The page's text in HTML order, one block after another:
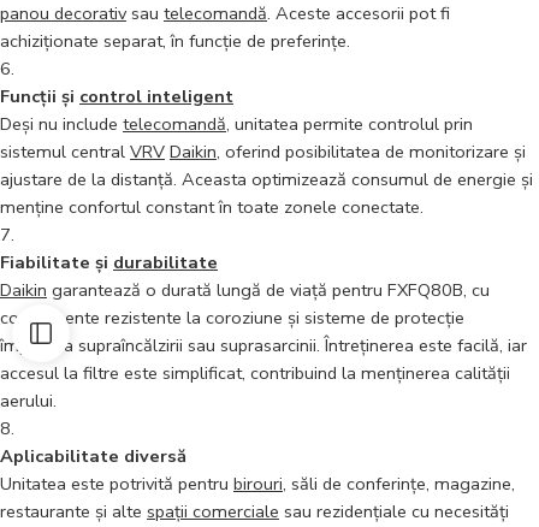
panou decorativsau telecomandă. Aceste accesorii pot fi
achiziționate separat, în funcție de preferințe.
Funcții și control inteligent
Deși nu include telecomandă, unitatea permite controlul prin
sistemul central VRV Daikin, oferind posibilitatea de monitorizare și
ajustare de la distanță. Aceasta optimizează consumul de energie și
menține confortul constant în toate zonele conectate.
Fiabilitate și durabilitate
Daikin garantează o durată lungă de viață pentru FXFQ80B, cu
componente rezistente la coroziune și sisteme de protecție
împotriva supraîncălzirii sau suprasarcinii. Întreținerea este facilă, iar
accesul la filtre este simplificat, contribuind la menținerea calității
aerului.
Aplicabilitate diversă
Unitatea este potrivită pentru birouri, săli de conferințe, magazine,
restaurante și alte spații comerciale sau rezidențiale cu necesități